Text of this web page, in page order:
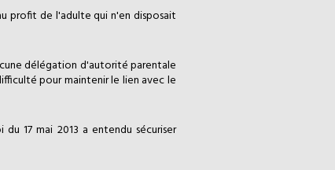
profit de l'adulte qui n'en disposait
délégation d'autorité parentale
pour maintenir le lien avec le
17 mai 2013 a entendu sécuriser